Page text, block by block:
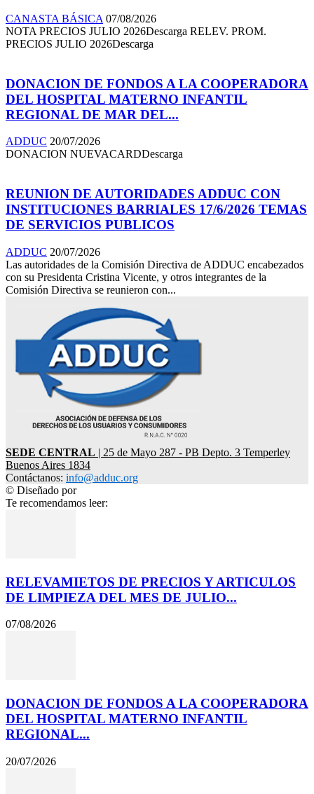
CANASTA BÁSICA 07/08/2026
NOTA PRECIOS JULIO 2026Descarga RELEV. PROM.
PRECIOS JULIO 2026Descarga
DONACION DE FONDOS A LA COOPERADORA
DEL HOSPITAL MATERNO INFANTIL
REGIONAL DE MAR DEL...
ADDUC 20/07/2026
DONACION NUEVACARDDescarga
REUNION DE AUTORIDADES ADDUC CON
INSTITUCIONES BARRIALES 17/6/2026 TEMAS
DE SERVICIOS PUBLICOS
ADDUC 20/07/2026
Las autoridades de la Comisión Directiva de ADDUC encabezados
con su Presidenta Cristina Vicente, y otros integrantes de la
Comisión Directiva se reunieron con...
SEDE CENTRAL | 25 de Mayo 287 - PB Depto. 3 Temperley
Buenos Aires 1834
Contáctanos: info@adduc.org
© Diseñado por
Te recomendamos leer:
RELEVAMIETOS DE PRECIOS Y ARTICULOS
DE LIMPIEZA DEL MES DE JULIO...
07/08/2026
DONACION DE FONDOS A LA COOPERADORA
DEL HOSPITAL MATERNO INFANTIL
REGIONAL...
20/07/2026